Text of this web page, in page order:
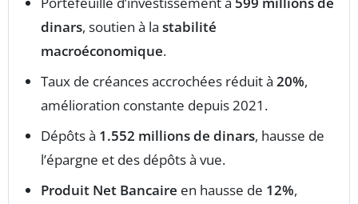
dinars, soutien à la stabilité
macroéconomique.
Taux de créances accrochées réduit à 20%,
amélioration constante depuis 2021.
Dépôts à 1.552 millions de dinars, hausse de
l’épargne et des dépôts à vue.
Produit Net Bancaire en hausse de 12%,